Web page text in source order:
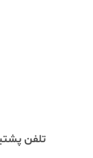
تلفن